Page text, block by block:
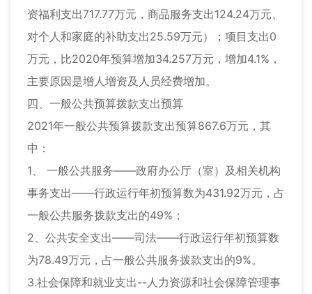
资福利支出717.77万元，商品服务支出124.24万元、
对个人和家庭的补助支出25.59万元）；项目支出0
万元，比2020年预算增加34.257万元，增加4.1%，
主要原因是增人增资及人员经费增加。
四、一般公共预算拨款支出预算
2021年一般公共预算拨款支出预算867.6万元，其
中：
1、 一般公共服务——政府办公厅（室）及相关机构
事务支出——行政运行年初预算数为431.92万元，占
一般公共服务拨款支出的49%；
2、公共安全支出——司法——行政运行年初预算数
为78.49万元，占一般公共服务拨款支出的9%。
3.社会保障和就业支出--人力资源和社会保障管理事